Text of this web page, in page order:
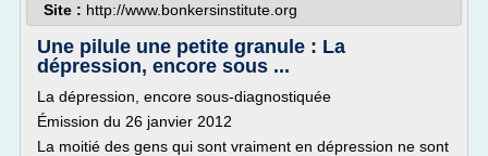
Site : http://www.bonkersinstitute.org
Une pilule une petite granule : La
dépression, encore sous ...
La dépression, encore sous-diagnostiquée
Émission du 26 janvier 2012
La moitié des gens qui sont vraiment en dépression ne sont